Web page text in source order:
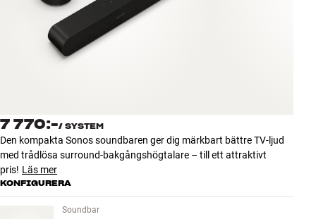
Tillbehör
INSPIRATION
NYHETER
ERBJUDANDEN
Kundtjänst
7 770:-/ SYSTEM
Den kompakta Sonos soundbaren ger dig märkbart bättre TV-ljud
med trådlösa surround-bakgångshögtalare – till ett attraktivt
pris! Läs mer
KONFIGURERA
Soundbar